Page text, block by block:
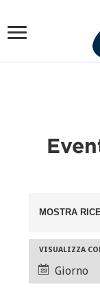
Ricerca
e
viste
MOSTRA
Evento
Viste
VISUALIZZA
Giorno